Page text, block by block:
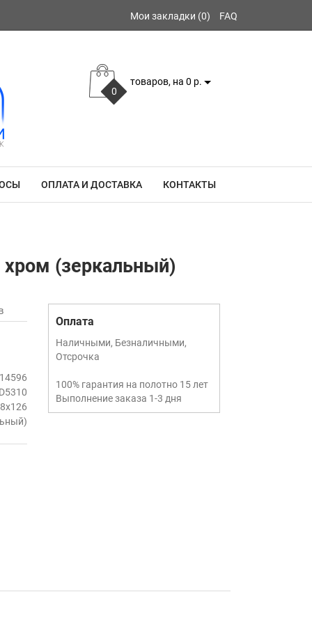
Мои закладки (0) FAQ
0
товаров, на 0 р.
ОПЛАТА И ДОСТАВКА КОНТАКТЫ
хром (зеркальный)
Оплата
Наличными, Безналичными,
Отсрочка
100% гарантия на полотно 15 лет
Выполнение заказа 1-3 дня